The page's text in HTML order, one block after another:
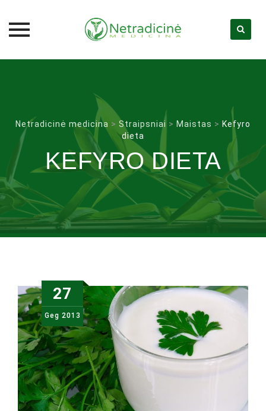
Netradicinė medicina > Straipsniai > Maistas > Kefyro
dieta
KEFYRO DIETA
27
Geg 2013